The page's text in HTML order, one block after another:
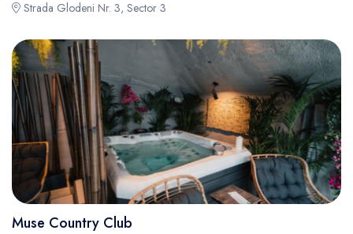
Strada Glodeni Nr. 3, Sector 3
Muse Country Club